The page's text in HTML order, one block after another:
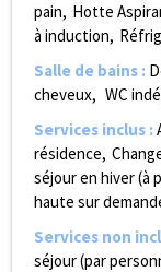
pain Hotte
à induction
Salle de bains :
cheveux
WC
Services inclus :
résidence
séjour en hiver (à
haute sur
Services non
séjour (par